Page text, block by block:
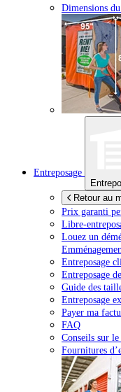
Dimensions
Entreposage
Retour au
Prix garanti
Libre-
Louez un
Entreposage
Entreposage
Guide des
Entreposage
Payer ma
FAQ
Conseils sur
Fournitures